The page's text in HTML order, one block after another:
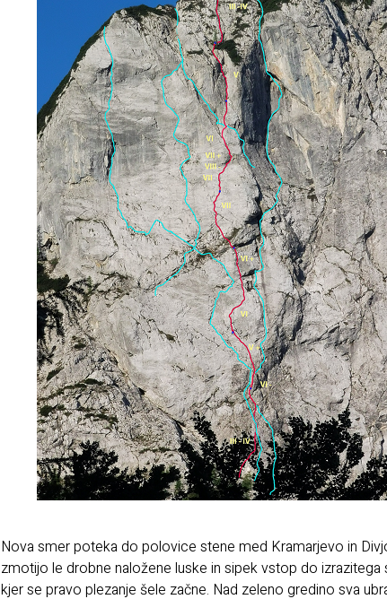
Nova smer poteka do polovice stene med Kramarjevo in
zmotijo le drobne naložene luske in sipek vstop do izrazitega
kjer se pravo plezanje šele začne. Nad zeleno gredino sva